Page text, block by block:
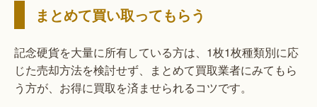
まとめて買い取ってもらう
記念硬貨を大量に所有している方は、1枚1枚種類別に応
じた売却方法を検討せず、まとめて買取業者にみてもら
う方が、お得に買取を済ませられるコツです。